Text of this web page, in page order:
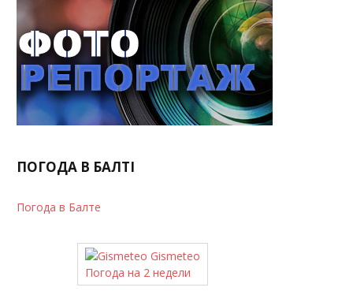
ПОГОДА В БАЛТІ
Погода в Балте
Gismeteo
Погода на 2 недели